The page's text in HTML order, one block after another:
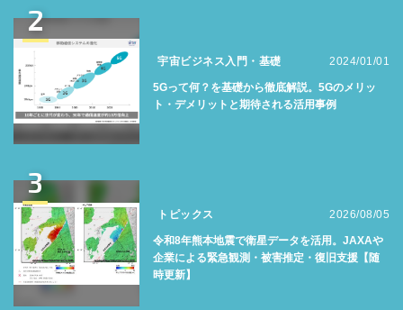
2
宇宙ビジネス入門・基礎 2024/01/01
5Gって何？を基礎から徹底解説。5Gのメリッ
ト・デメリットと期待される活用事例
3
トピックス 2026/08/05
令和8年熊本地震で衛星データを活用。JAXAや
企業による緊急観測・被害推定・復旧支援【随
時更新】